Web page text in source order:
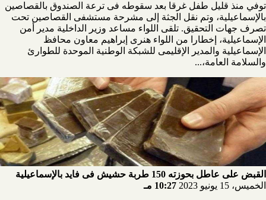
توفي منذ قليل طفل غرقا بعد سقوطه فى ترعة الصندوق بالقصاصين
بالإسماعيلية، وتم نقل الجثة إلى مشرحة مستشفى القصاصين تحت
تصرف جهات التحقيق. تلقى اللواء مساعد وزير الداخلية مدير أمن
الإسماعيلية، إخطارا من اللواء هنرى إبراهيم معاون محافظ
الإسماعيلية والمدير الإقليمى للشبكة الوطنية الموحدة للطوارئ
والسلامة العامة،...
القبض على عاطل بحوزته 150 طربة حشيش فى فايد بالإسماعيلية
الخميس، 15 يونيو 2023
10:27 مـ